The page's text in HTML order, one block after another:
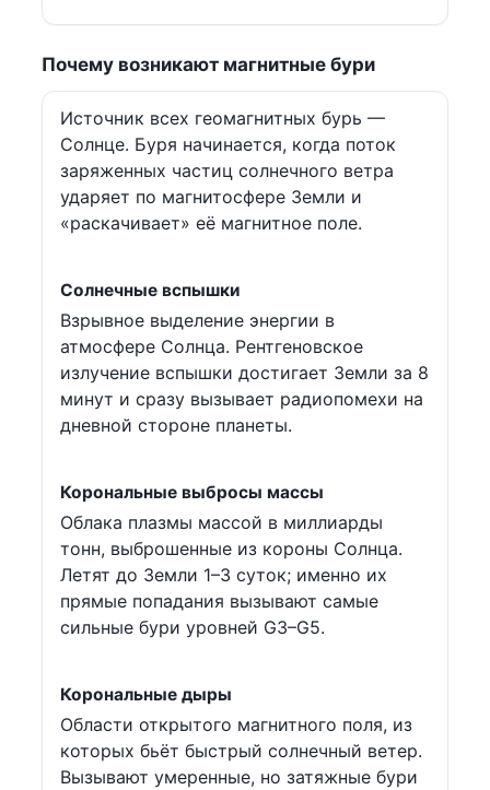
Почему возникают магнитные бури
Источник всех геомагнитных бурь —
Солнце. Буря начинается, когда поток
заряженных частиц солнечного ветра
ударяет по магнитосфере Земли и
«раскачивает» её магнитное поле.
Солнечные вспышки
Взрывное выделение энергии в
атмосфере Солнца. Рентгеновское
излучение вспышки достигает Земли за 8
минут и сразу вызывает радиопомехи на
дневной стороне планеты.
Корональные выбросы массы
Облака плазмы массой в миллиарды
тонн, выброшенные из короны Солнца.
Летят до Земли 1–3 суток; именно их
прямые попадания вызывают самые
сильные бури уровней G3–G5.
Корональные дыры
Области открытого магнитного поля, из
которых бьёт быстрый солнечный ветер.
Вызывают умеренные, но затяжные бури